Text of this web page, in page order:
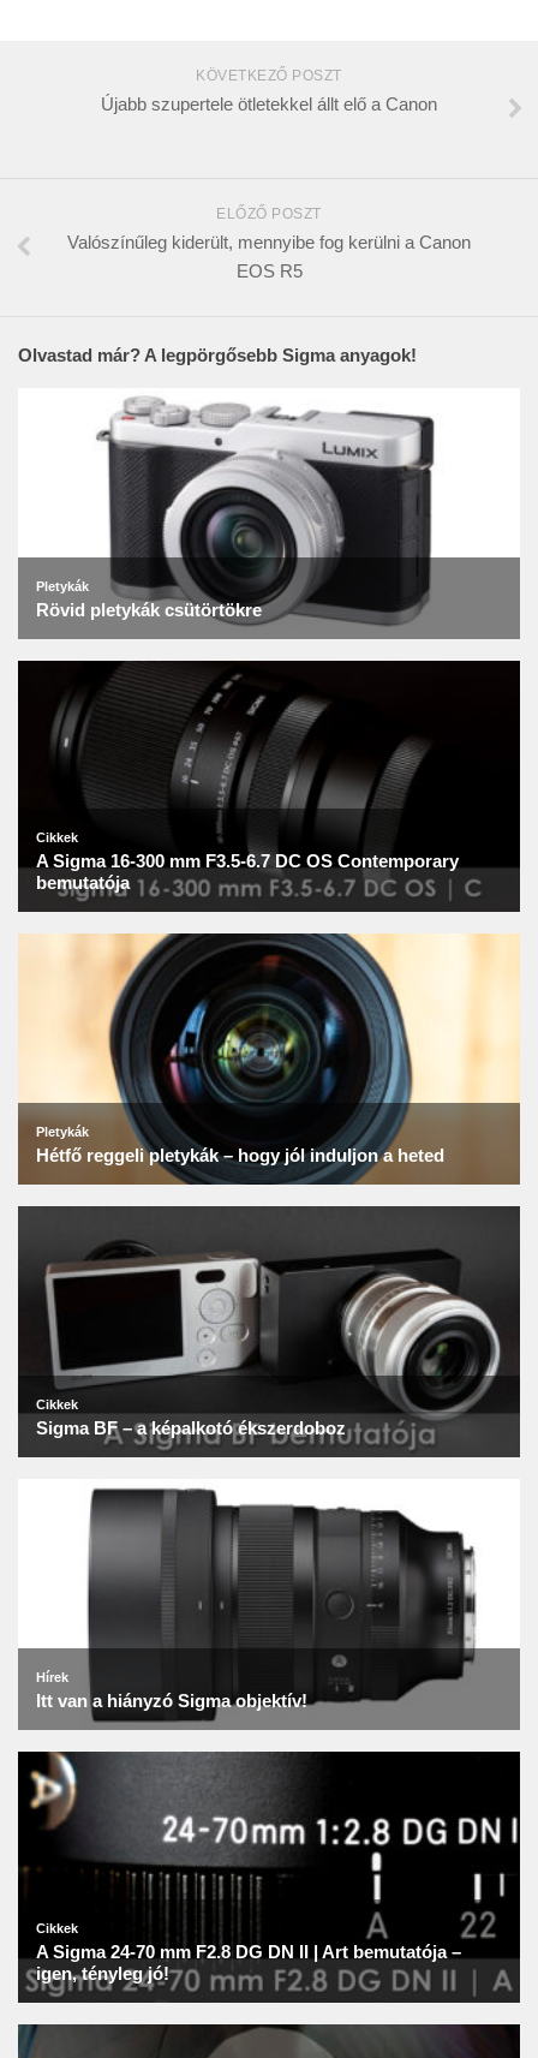
KÖVETKEZŐ POSZT
Újabb szupertele ötletekkel állt elő a Canon
ELŐZŐ POSZT
Valószínűleg kiderült, mennyibe fog kerülni a Canon
EOS R5
Olvastad már? A legpörgősebb Sigma anyagok!